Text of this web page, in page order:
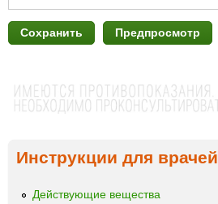
Инструкции для врачей
Действующие вещества